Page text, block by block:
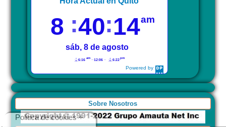
Powered by
DaysPedia.com
8 40 14am
sáb, 8 de agosto
6:16 am 12:06 6:22 pm
Sobre Nosotros
Politica de cookies +